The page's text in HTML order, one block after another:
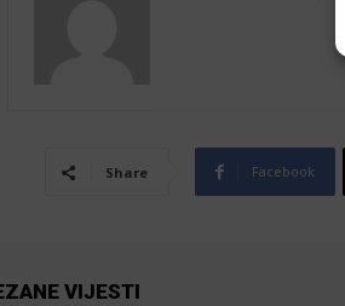
Share Facebook
VIJESTI